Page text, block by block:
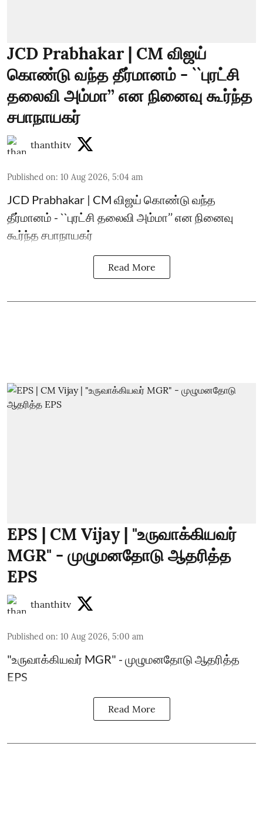
JCD Prabhakar | CM விஜய்
கொண்டு வந்த தீர்மானம் - ``புரட்சி
தலைவி அம்மா’’ என நினைவு கூர்ந்த
சபாநாயகர்
thanthitv
Published on: 10 Aug 2026, 5:04 am
JCD Prabhakar | CM விஜய் கொண்டு வந்த
தீர்மானம் - ``புரட்சி தலைவி அம்மா’’ என நினைவு
கூர்ந்த சபாநாயகர்
Read More
EPS | CM Vijay | "உருவாக்கியவர்
MGR" - முழுமனதோடு ஆதரித்த
EPS
thanthitv
Published on: 10 Aug 2026, 5:00 am
"உருவாக்கியவர் MGR" - முழுமனதோடு ஆதரித்த
EPS
Read More